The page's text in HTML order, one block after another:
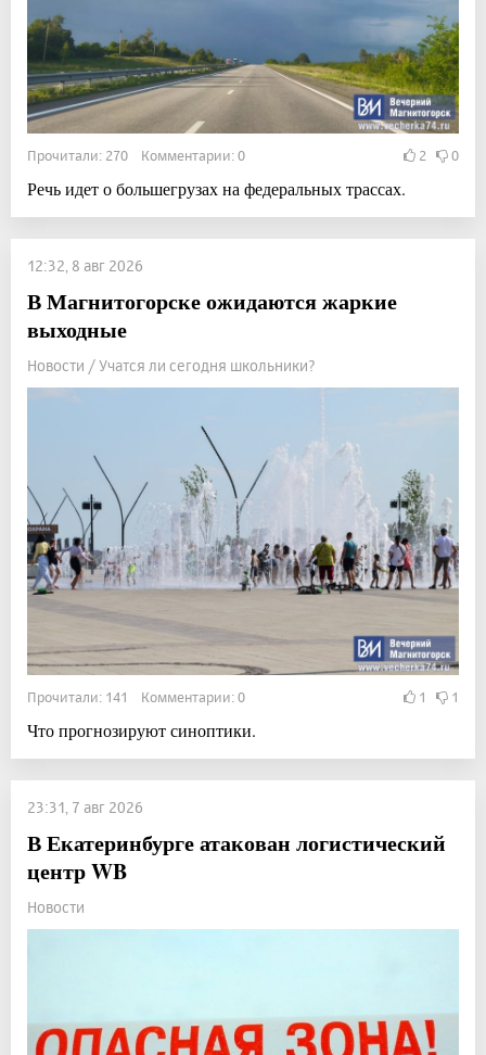
Прочитали: 270 Комментарии: 0 2 0
Речь идет о большегрузах на федеральных трассах.
12:32, 8 авг 2026
В Магнитогорске ожидаются жаркие
выходные
Новости / Учатся ли сегодня школьники?
Прочитали: 141 Комментарии: 0 1 1
Что прогнозируют синоптики.
23:31, 7 авг 2026
В Екатеринбурге атакован логистический
центр WB
Новости